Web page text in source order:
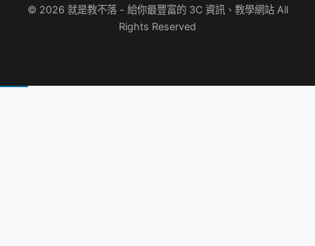
© 2026 就是教不落 - 給你最豐富的 3C 資訊、教學網站 All
Rights Reserved